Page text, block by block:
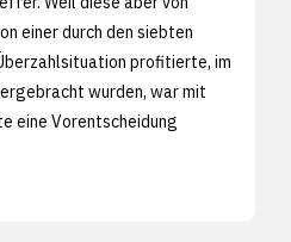
einer durch den siebten
profitierte, im
wurden, war mit
eine Vorentscheidung